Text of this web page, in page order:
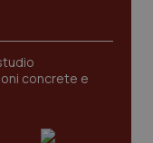
concrete e